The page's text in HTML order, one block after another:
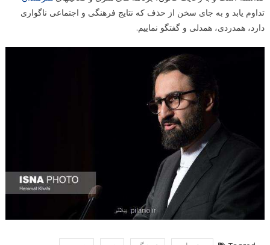
تداوم یابد و به جای سخن از حذف که نتایج فرهنگی و اجتماعی ناگواری
دارد، همدردی، همدلی و گفتگو نماییم.